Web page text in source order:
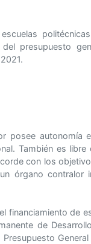
presupuesto
posee autonomía
También es
con los
órgano contralor
financiamiento de
de